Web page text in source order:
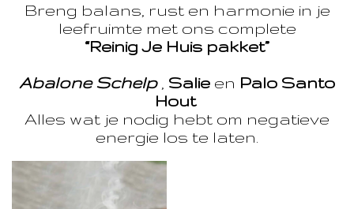
Breng balans, rust en harmonie in je
leefruimte met ons complete
“Reinig Je Huis pakket”
Abalone Schelp, Salie en Palo Santo
Hout
Alles wat je nodig hebt om negatieve
energie los te laten.